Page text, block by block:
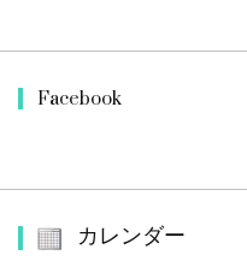
Facebook
カレンダー